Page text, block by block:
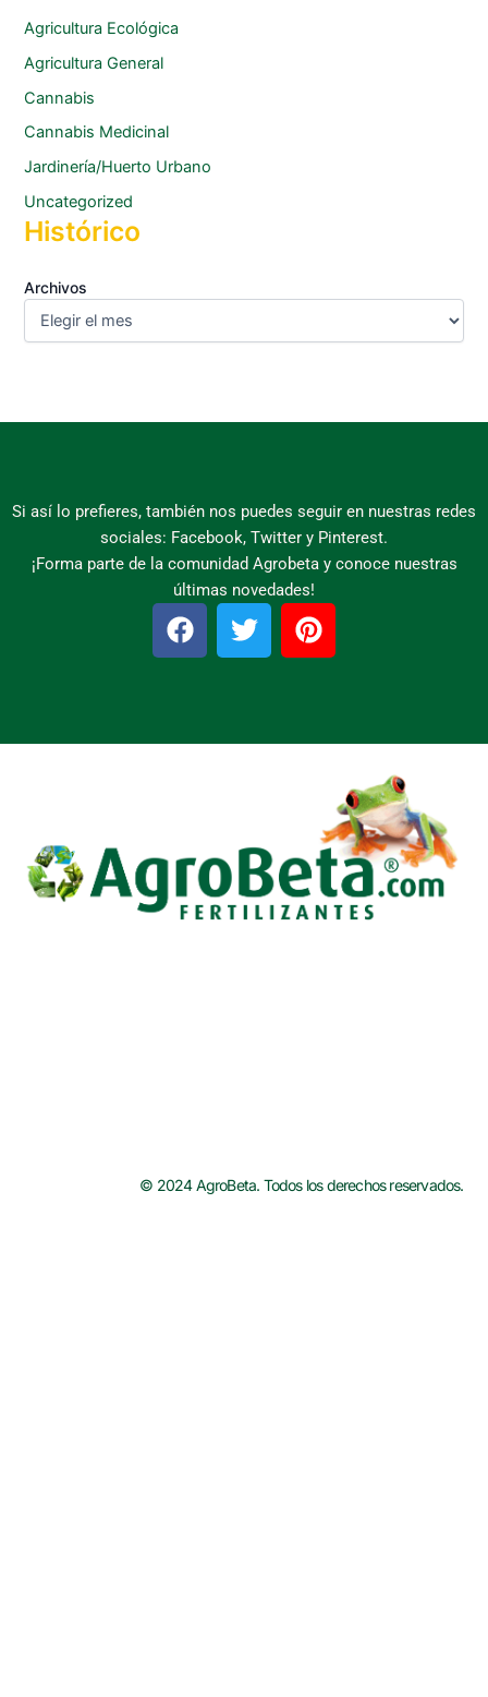
Agricultura Ecológica
Agricultura General
Cannabis
Cannabis Medicinal
Jardinería/Huerto Urbano
Uncategorized
Histórico
Archivos
Si así lo prefieres, también nos puedes seguir en nuestras redes
sociales: Facebook, Twitter y Pinterest.
¡Forma parte de la comunidad Agrobeta y conoce nuestras
últimas novedades!
F
a
o
T
w
e
P
i
r
© 2024 AgroBeta. Todos los derechos reservados.